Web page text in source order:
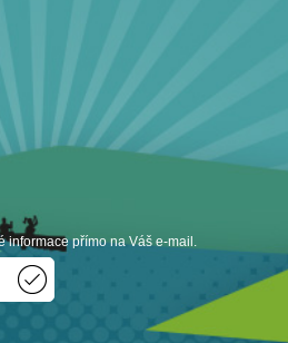
informace přímo na Váš e-mail.